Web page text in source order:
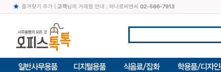
즐겨찾기 추가| 고객님의 거래점 안내 : 하나로씨엔씨 02-566-7913